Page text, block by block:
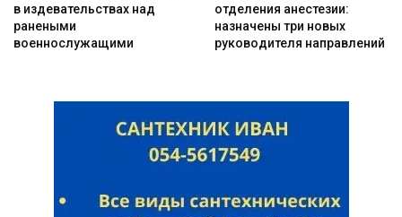
в издевательствах над
ранеными
военнослужащими
отделения анестезии:
назначены три новых
руководителя направлений